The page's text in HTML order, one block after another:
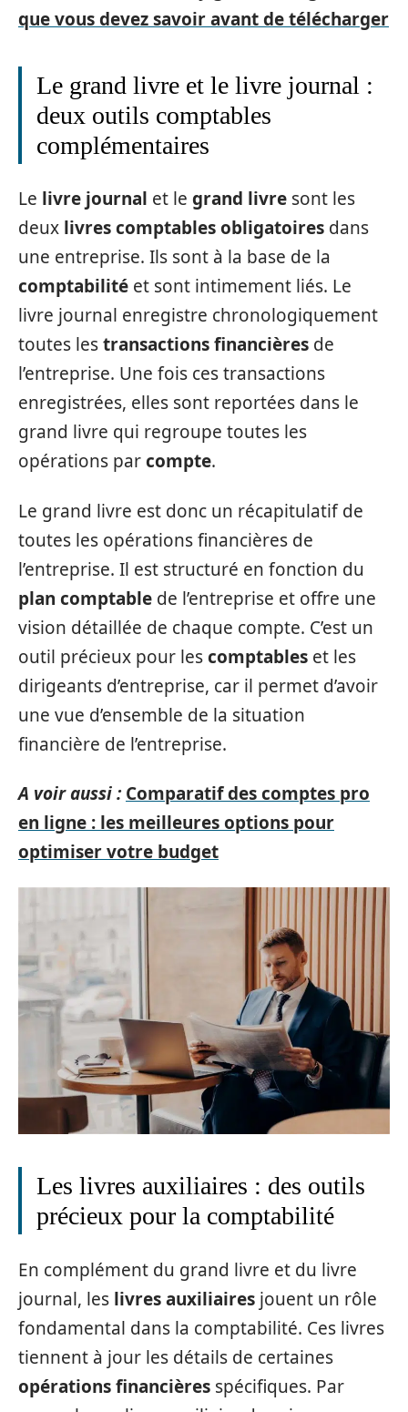
que vous devez savoir avant de télécharger
Le grand livre et le livre journal :
deux outils comptables
complémentaires
Le livre journal et le grand livre sont les
deux livres comptables obligatoires dans
une entreprise. Ils sont à la base de la
comptabilité et sont intimement liés. Le
livre journal enregistre chronologiquement
toutes lestransactions financières de
l’entreprise. Une fois ces transactions
enregistrées, elles sont reportées dans le
grand livre qui regroupe toutes les
opérations parcompte.
Le grand livre est donc un récapitulatif de
toutes les opérations financières de
l’entreprise. Il est structuré en fonction du
plan comptable de l’entreprise et offre une
vision détaillée de chaque compte. C’est un
outil précieux pour lescomptables et les
dirigeants d’entreprise, car il permet d’avoir
une vue d’ensemble de la situation
financière de l’entreprise.
A voir aussi : Comparatif des comptes pro
en ligne : les meilleures options pour
optimiser votre budget
Les livres auxiliaires : des outils
précieux pour la comptabilité
En complément du grand livre et du livre
journal, les livres auxiliaires jouent un rôle
fondamental dans la comptabilité. Ces livres
tiennent à jour les détails de certaines
opérations financières spécifiques. Par